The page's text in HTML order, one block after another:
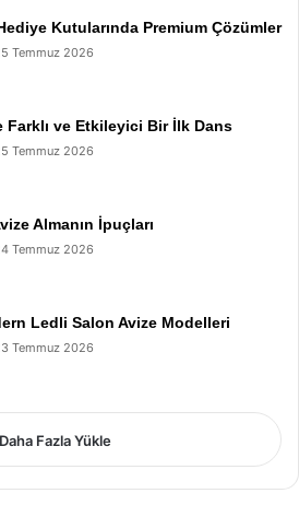
Kutularında Premium Çözümler
Temmuz 2026
Farklı ve Etkileyici Bir İlk Dans
Temmuz 2026
Almanın İpuçları
Temmuz 2026
Ledli Salon Avize Modelleri
Temmuz 2026
Daha Fazla Yükle